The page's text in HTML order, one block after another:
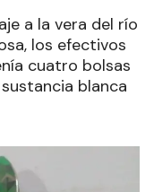
a la vera del río
los efectivos
cuatro bolsas
blanca